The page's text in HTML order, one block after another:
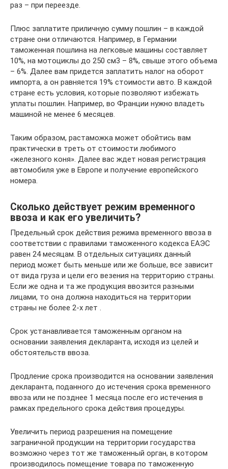
раз – при переезде.
Плюс заплатите приличную сумму пошлин – в каждой
стране они отличаются. Например, в Германии
таможенная пошлина на легковые машины составляет
10%, на мотоциклы до 250 см3 – 8%, свыше этого объема
– 6%. Далее вам придется заплатить налог на оборот
импорта, а он равняется 19% стоимости авто. В каждой
стране есть условия, которые позволяют избежать
уплаты пошлин. Например, во Франции нужно владеть
машиной не менее 6 месяцев.
Таким образом, растаможка может обойтись вам
практически в треть от стоимости любимого
«железного коня». Далее вас ждет новая регистрация
автомобиля уже в Европе и получение европейского
номера.
Сколько действует режим временного
ввоза и как его увеличить?
Предельный срок действия режима временного ввоза в
соответствии с правилами таможенного кодекса ЕАЭС
равен 24 месяцам. В отдельных ситуациях данный
период может быть меньше или же больше, все зависит
от вида груза и цели его везения на территорию страны.
Если же одна и та же продукция ввозится разными
лицами, то она должна находиться на территории
страны не более 2-х лет .
Срок устанавливается таможенным органом на
основании заявления декларанта, исходя из целей и
обстоятельств ввоза.
Продление срока производится на основании заявления
декларанта, поданного до истечения срока временного
ввоза или не позднее 1 месяца после его истечения в
рамках предельного срока действия процедуры.
Увеличить период разрешения на помещение
заграничной продукции на территории государства
возможно через тот же таможенный орган, в котором
производилось помещение товара по таможенную